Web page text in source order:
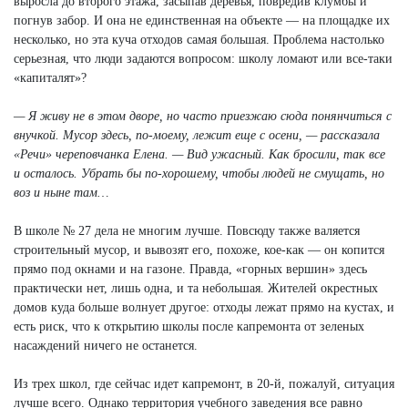
погнув забор. И она не единственная на объекте — на площадке их
несколько, но эта куча отходов самая большая. Проблема настолько
серьезная, что люди задаются вопросом: школу ломают или все-таки
«капиталят»?
— Я живу не в этом дворе, но часто приезжаю сюда понянчиться с
внучкой. Мусор здесь, по-моему, лежит еще с осени, — рассказала
«Речи» череповчанка Елена. — Вид ужасный. Как бросили, так все
и осталось. Убрать бы по-хорошему, чтобы людей не смущать, но
воз и ныне там…
В школе № 27 дела не многим лучше. Повсюду также валяется
строительный мусор, и вывозят его, похоже, кое-как — он копится
прямо под окнами и на газоне. Правда, «горных вершин» здесь
практически нет, лишь одна, и та небольшая. Жителей окрестных
домов куда больше волнует другое: отходы лежат прямо на кустах, и
есть риск, что к открытию школы после капремонта от зеленых
насаждений ничего не останется.
Из трех школ, где сейчас идет капремонт, в 20-й, пожалуй, ситуация
лучше всего. Однако территория учебного заведения все равно